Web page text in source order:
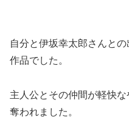
自分と伊坂幸太郎さんと
作品でした。
主人公とその仲間が軽快
奪われました。